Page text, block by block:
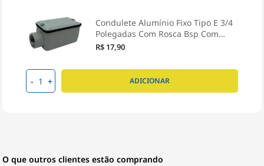
Condulete Alumínio Fixo Tipo E 3/4
Polegadas Com Rosca Bsp Com
Tampa Com Vedação Ip54 - Wetzel
R$ 17,90
- + ADICIONAR
O que outros clientes estão comprando